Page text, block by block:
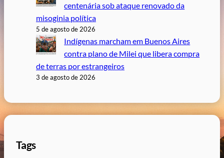
centenária sob ataque renovado da
misoginia política
5 de agosto de 2026
Indígenas marcham em Buenos Aires
contra plano de Milei que libera compra
de terras por estrangeiros
3 de agosto de 2026
Tags